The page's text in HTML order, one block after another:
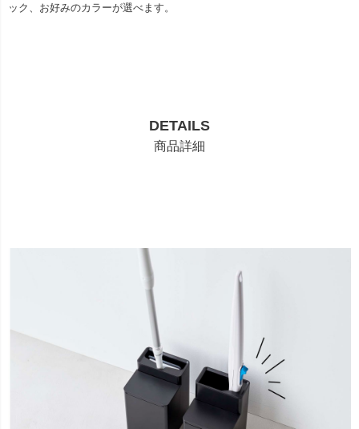
ック、お好みのカラーが選べます。
DETAILS
商品詳細